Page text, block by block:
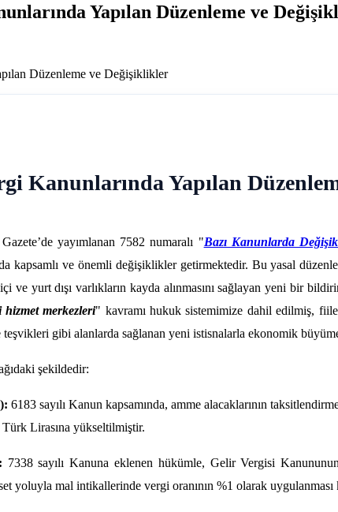
Yapılan Düzenleme ve
Düzenleme ve Değişiklikler
Kanunlarında Yapılan
yayımlanan 7582 numaralı "Bazı Kanunlarda
kapsamlı ve önemli değişiklikler getirmektedir. Bu yasal
yurt dışı varlıkların kayda alınmasını sağlayan yeni bir
merkezleri" kavramı hukuk sistemimize dahil edilmiş,
gibi alanlarda sağlanan yeni istisnalarla ekonomik
şekildedir:
6183 sayılı Kanun kapsamında, amme alacaklarının
Lirasına yükseltilmiştir.
7338 sayılı Kanuna eklenen hükümle, Gelir Vergisi
yoluyla mal intikallerinde vergi oranının %1 olarak uygulanması